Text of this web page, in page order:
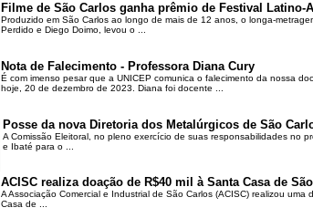
Filme de São Carlos ganha prêmio de Festival Latino-
Produzido em São Carlos ao longo de mais de 12 anos, o longa-
Perdido e Diego Doimo, levou o ...
Nota de Falecimento - Professora Diana Cury
É com imenso pesar que a UNICEP comunica o falecimento da nossa
hoje, 20 de dezembro de 2023. Diana foi docente ...
Posse da nova Diretoria dos Metalúrgicos de São
A Comissão Eleitoral, no pleno exercício de suas responsabilidades no
e Ibaté para o ...
ACISC realiza doação de R$40 mil à Santa Casa de
A Associação Comercial e Industrial de São Carlos (ACISC) realizou
Casa de ...